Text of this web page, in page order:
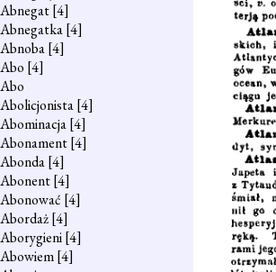
Abnegat[4]
Abnegatka[4]
Abnoba[4]
Abo [4]
Abo
Abolicjonista[4]
Abominacja[4]
Abonament[4]
Abonda[4]
Abonent[4]
Abonować [4]
Abordaż[4]
Aborygieni[4]
Abowiem[4]